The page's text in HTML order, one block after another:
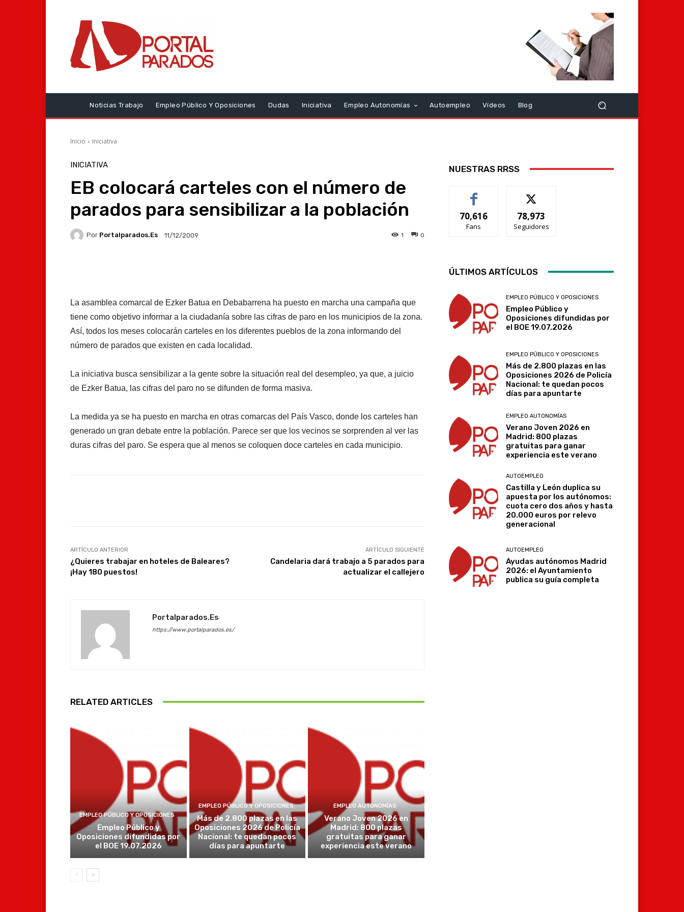
Noticias Trabajo Empleo Público Y Oposiciones Dudas Iniciativa Empleo Autonomías Autoempleo Vídeos Blog
Inicio Iniciativa
INICIATIVA
EB colocará carteles con el número de
parados para sensibilizar a la población
Por Portalparados.es 11/12/2009 0
1
Telegram
La asamblea comarcal de Ezker Batua en Debabarrena ha puesto en marcha una campaña que
tiene como objetivo informar a la ciudadanía sobre las cifras de paro en los municipios de la zona.
Así, todos los meses colocarán carteles en los diferentes pueblos de la zona informando del
número de parados que existen en cada localidad.
La iniciativa busca sensibilizar a la gente sobre la situación real del desempleo, ya que, a juicio
de Ezker Batua, las cifras del paro no se difunden de forma masiva.
La medida ya se ha puesto en marcha en otras comarcas del País Vasco, donde los carteles han
generado un gran debate entre la población. Parece ser que los vecinos se sorprenden al ver las
duras cifras del paro. Se espera que al menos se coloquen doce carteles en cada municipio.
Imprimir Telegram
ARTÍCULO ANTERIOR
¿Quieres trabajar en hoteles de Baleares?
¡Hay 180 puestos!
ARTÍCULO SIGUIENTE
Candelaria dará trabajo a 5 parados para
actualizar el callejero
Portalparados.es
https://www.portalparados.es/
RELATED ARTICLES
EMPLEO PÚBLICO Y OPOSICIONES
Empleo Público y
Oposiciones difundidas por
el BOE 19.07.2026
EMPLEO PÚBLICO Y OPOSICIONES
Más de 2.800 plazas en las
Oposiciones 2026 de Policía
Nacional: te quedan pocos
días para apuntarte
EMPLEO AUTONOMÍAS
Verano Joven 2026 en
Madrid: 800 plazas
gratuitas para ganar
experiencia este verano
NUESTRAS RRSS
70,616
Fans
78,973
Seguidores
ÚLTIMOS ARTÍCULOS
EMPLEO PÚBLICO Y OPOSICIONES
Empleo Público y
Oposiciones difundidas por
el BOE 19.07.2026
EMPLEO PÚBLICO Y OPOSICIONES
Más de 2.800 plazas en las
Oposiciones 2026 de Policía
Nacional: te quedan pocos
días para apuntarte
EMPLEO AUTONOMÍAS
Verano Joven 2026 en
Madrid: 800 plazas
gratuitas para ganar
experiencia este verano
AUTOEMPLEO
Castilla y León duplica su
apuesta por los autónomos:
cuota cero dos años y hasta
20.000 euros por relevo
generacional
AUTOEMPLEO
Ayudas autónomos Madrid
2026: el Ayuntamiento
publica su guía completa